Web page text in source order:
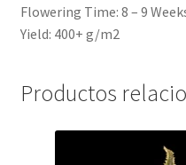
Flowering Time: 8 – 9
Yield: 400+ g/m2
Productos